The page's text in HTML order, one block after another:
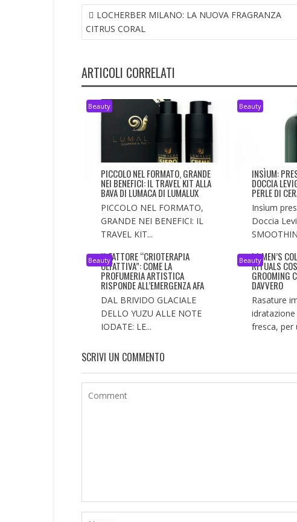
NAVIGAZIONE
ARTICOLI
LOCHERBER MILANO: LA NUOVA FRAGRANZA
CITRUS CORAL
ARTICOLI CORRELATI
Beauty
PICCOLO NEL FORMATO, GRANDE
NEI BENEFICI: IL TRAVEL KIT ALLA
BAVA DI LUMACA DI LUMALUX
PICCOLO NEL FORMATO,
GRANDE NEI BENEFICI: IL
TRAVEL KIT...
Beauty
INSÌUM:
DOCCIA
PERLE DI
Insìum
Doccia
BeautyIL FATTORE “CRIOTERAPIA
OLFATTIVA”: COME LA
PROFUMERIA ARTISTICA
RISPONDE ALL’EMERGENZA AFA
DAL BRIVIDO GLACIALE
DELLO YUZU ALLE NOTE
IODATE: LE...
BeautyLA MEN’S
RITUALS
GROOMING
DAVVERO
Rasature
fresca, per
SCRIVI UN COMMENTO